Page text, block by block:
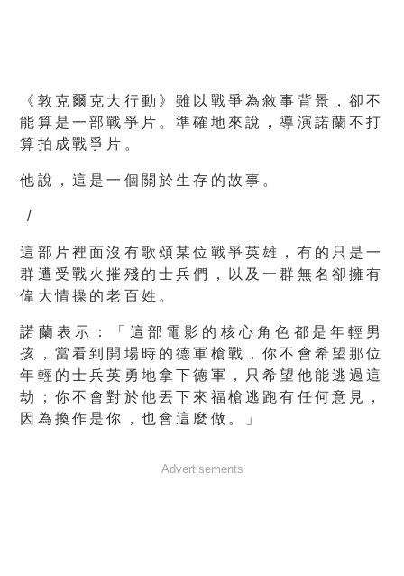
《敦克爾克大行動》雖以戰爭為敘事背景，卻不
能算是一部戰爭片。準確地來說，導演諾蘭不打
算拍成戰爭片。
他說，這是一個關於生存的故事。
/
這部片裡面沒有歌頌某位戰爭英雄，有的只是一
群遭受戰火摧殘的士兵們，以及一群無名卻擁有
偉大情操的老百姓。
諾蘭表示：「這部電影的核心角色都是年輕男
孩，當看到開場時的德軍槍戰，你不會希望那位
年輕的士兵英勇地拿下德軍，只希望他能逃過這
劫；你不會對於他丟下來福槍逃跑有任何意見，
因為換作是你，也會這麼做。」
Advertisements